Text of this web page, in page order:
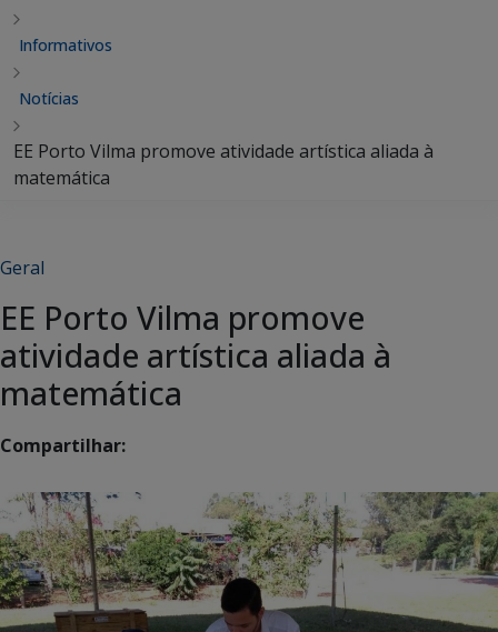
Informativos
Notícias
EE Porto Vilma promove atividade artística aliada à
matemática
Geral
EE Porto Vilma promove
atividade artística aliada à
matemática
Compartilhar: